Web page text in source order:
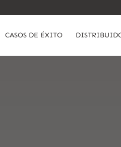
CASOS DE ÉXITO